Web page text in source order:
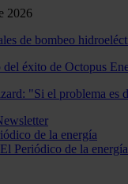
2026
de bombeo
del éxito de Octopus
"Si el problema es